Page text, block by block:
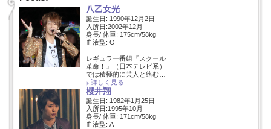
八乙女光
誕生日: 1990年12月2日
入所日:2002年12月
身長/ 体重: 175cm/58kg
血液型: O
レギュラー番組『スクール
革命！』（日本テレビ系）
では積極的に芸人と絡む…
詳しく見る
櫻井翔
誕生日: 1982年1月25日
入所日:1995年10月
身長/ 体重: 171cm/58kg
血液型: A